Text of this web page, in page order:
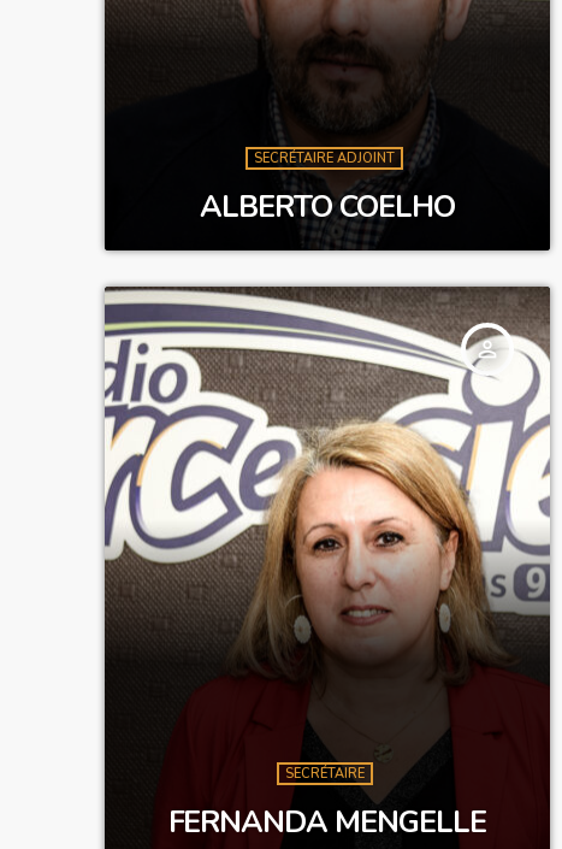
SECRÉTAIRE ADJOINT
ALBERTO COELHO
person_outline
SECRÉTAIRE
FERNANDA MENGELLE